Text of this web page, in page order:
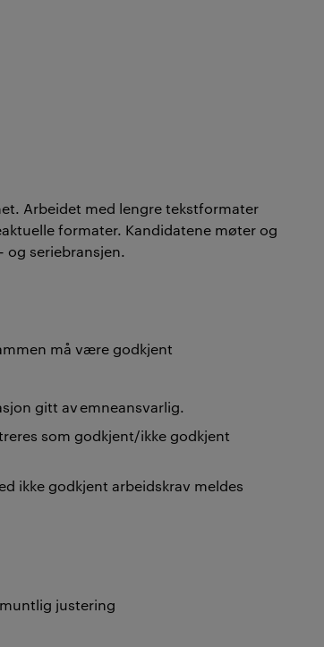
Arbeidet med lengre tekstformater
formater. Kandidatene møter og
og seriebransjen.
må være godkjent
gitt av emneansvarlig.
som godkjent/ikke godkjent
ikke godkjent arbeidskrav meldes
justering